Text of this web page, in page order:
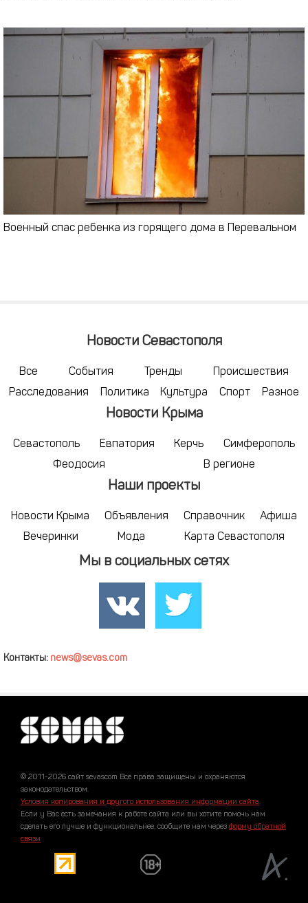
Военный спас ребенка из горящего дома в Перевальном
Новости Севастополя
Все События Тренды
Происшествия
Расследования
Политика Культура Спорт Разное
Новости Крыма
Севастополь Евпатория Керчь
Симферополь
Феодосия
В регионе
Наши проекты
Новости Крыма Объявления Справочник
Афиша
Вечеринки
Мода Карта Севастополя
Мы в социальных сетях
Контакты: news@sevas.com
© 2011-2026 сайт sevascom Все права защищены и охраняются
законодательством.
Условия копирования и другого использования информации сайта.
Если у Вас есть замечания к работе сайта или вы хотите помочь нам
сделать его лучше и функциональнее, сообщите нам через форму обратной
связи